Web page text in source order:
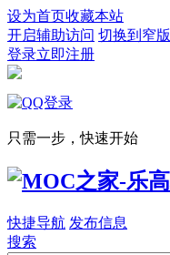
设为首页收藏本站
开启辅助访问 切换到窄版
登录立即注册
只需一步，快速开始
快捷导航 发布信息
搜索